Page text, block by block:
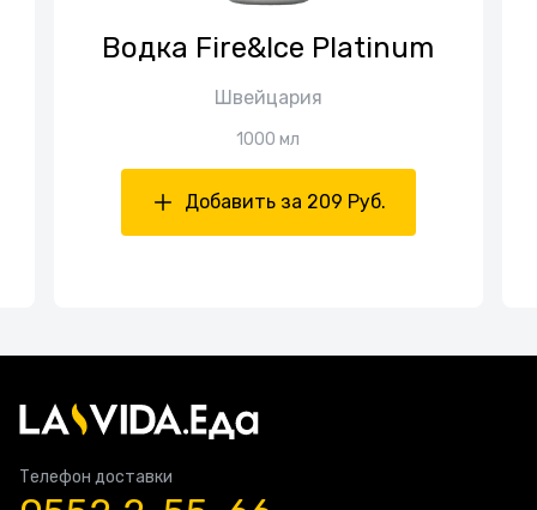
Водка Fire&Ice Platinum
Швейцария
1000 мл
Добавить за 209 Руб.
Телефон доставки